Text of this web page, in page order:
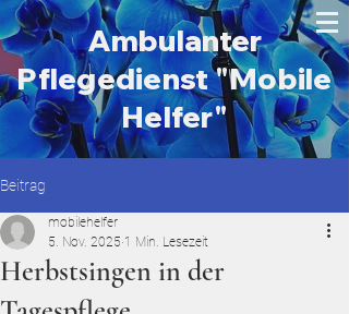
Ambulanter
Pflegedienst "Mobile
Helfer"
Beitrag
Herbstsingen in der
mobilehelfer
5. Nov. 2025 1 Min. Lesezeit